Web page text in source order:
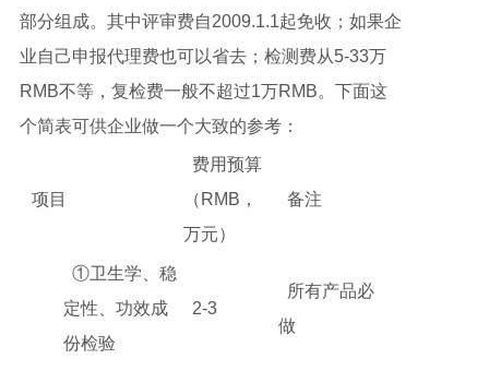
部分组成。其中评审费自2009.1.1起免收；如果企
业自己申报代理费也可以省去；检测费从5-33万
RMB不等，复检费一般不超过1万RMB。下面这
个简表可供企业做一个大致的参考：
项目
费用预算
（RMB，
万元）
备注
①卫生学、稳
定性、功效成
份检验
2-3
所有产品必
做